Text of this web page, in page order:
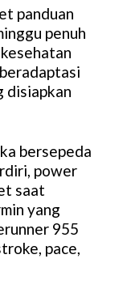
panduan
penuh
disiapkan
bersepeda
power
saat
yang
955
pace,